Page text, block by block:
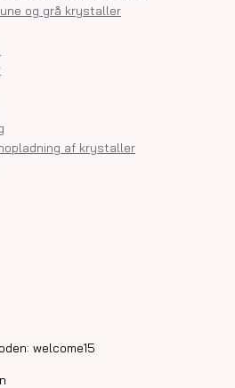
og grå krystaller
af krystaller
welcome15